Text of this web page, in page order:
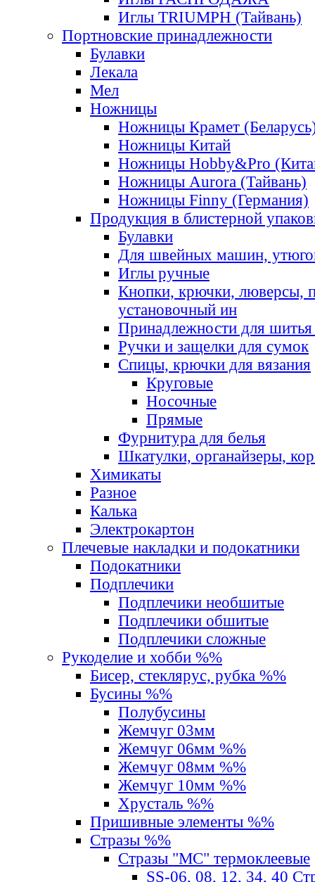
Иглы TRIUMPH (Тайвань)
Портновские принадлежности
Булавки
Лекала
Мел
Ножницы
Ножницы Крамет
Ножницы Китай
Ножницы Hobby&Pro
Ножницы Aurora (Тайвань)
Ножницы Finny (Германия)
Продукция в блистерной
Булавки
Для швейных машин,
Иглы ручные
Кнопки, крючки, люверсы,
установочный ин
Принадлежности для шитья
Ручки и защелки для сумок
Спицы, крючки для вязания
Круговые
Носочные
Прямые
Фурнитура для белья
Шкатулки, органайзеры,
Химикаты
Разное
Калька
Электрокартон
Плечевые накладки и подокатники
Подокатники
Подплечики
Подплечики необшитые
Подплечики обшитые
Подплечики сложные
Рукоделие и хобби %%
Бисер, стеклярус, рубка %%
Бусины %%
Полубусины
Жемчуг 03мм
Жемчуг 06мм %%
Жемчуг 08мм %%
Жемчуг 10мм %%
Хрусталь %%
Пришивные элементы %%
Стразы %%
Стразы "MС" термоклеевые
SS-06, 08, 12, 34, 40